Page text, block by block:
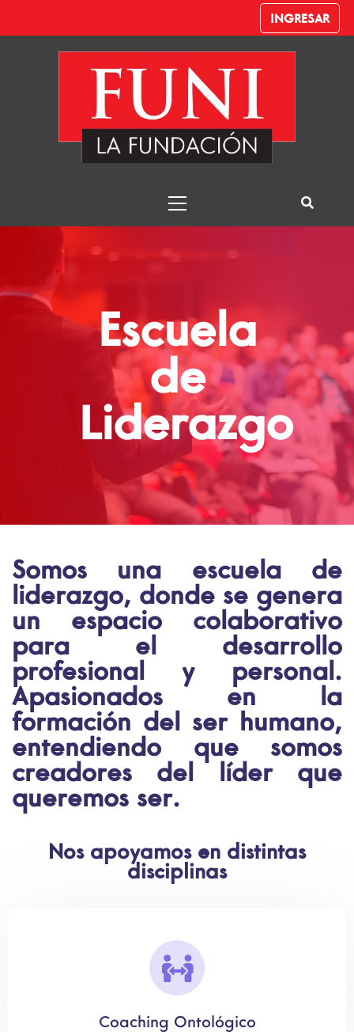
INGRESAR
Escuela de
Liderazgo
Escuela
de
Liderazgo
Somos una escuela de
liderazgo, donde se genera
un espacio colaborativo
para el desarrollo
profesional y personal.
Apasionados en la
formación del ser humano,
entendiendo que somos
creadores del líder que
queremos ser.
Nos apoyamos en distintas
disciplinas
Coaching Ontológico